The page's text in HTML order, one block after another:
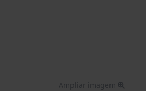
Ampliar imagem